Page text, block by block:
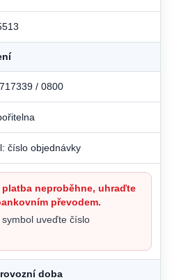
/ 0800
číslo objednávky
neproběhne, uhraďte
převodem.
uveďte číslo
doba